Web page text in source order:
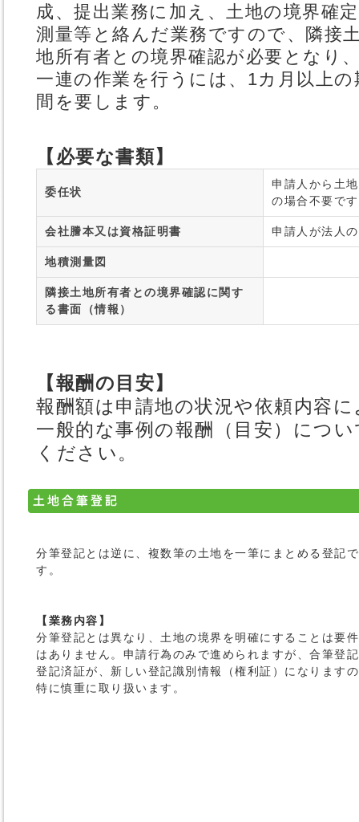
成、提出業務に加え、土地の境界確定
測量等と絡んだ業務ですので、隣接
地所有者との境界確認が必要となり
一連の作業を行うには、1カ月以上の
間を要します。
【必要な書類】
委任状
申請人から土
の場合不要で
会社謄本又は資格証明書 申請人が法人
地積測量図
隣接土地所有者との境界確認に関す
る書面（情報）
【報酬の目安】
報酬額は申請地の状況や依頼内容
一般的な事例の報酬（目安）につ
ください。
分筆登記とは逆に、複数筆の土地を一筆にまとめる登記で
す。
【業務内容】
分筆登記とは異なり、土地の境界を明確にすることは要
はありません。申請行為のみで進められますが、合筆登
登記済証が、新しい登記識別情報（権利証）になります
特に慎重に取り扱います。